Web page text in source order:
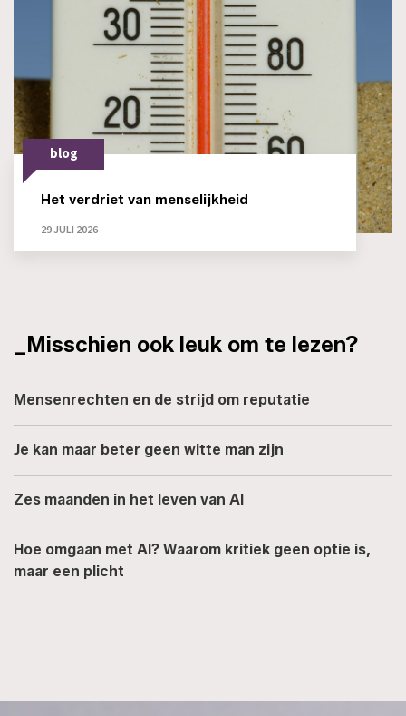
blog
Het verdriet van menselijkheid
29 JULI 2026
_Misschien ook leuk om te lezen?
Mensenrechten en de strijd om reputatie
Je kan maar beter geen witte man zijn
Zes maanden in het leven van AI
Hoe omgaan met AI? Waarom kritiek geen optie is,
maar een plicht